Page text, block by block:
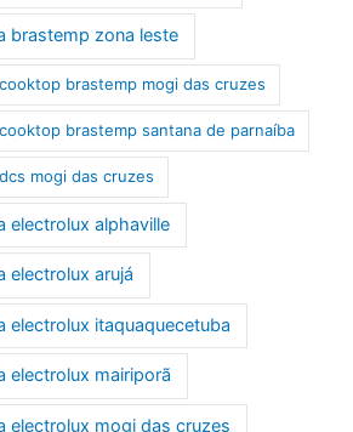
brastemp zona leste
brastemp mogi das cruzes
brastemp santana de parnaíba
mogi das cruzes
electrolux alphaville
electrolux arujá
electrolux itaquaquecetuba
electrolux mairiporã
electrolux mogi das cruzes